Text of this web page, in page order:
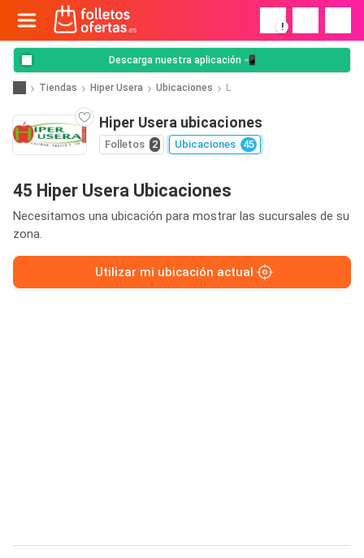
!
Descarga nuestra aplicación 📲
Tiendas Hiper Usera Ubicaciones L
Hiper Usera ubicaciones
Folletos 2 Ubicaciones 45
45 Hiper Usera Ubicaciones
Necesitamos una ubicación para mostrar las sucursales de su
zona.
Utilizar mi ubicación actual